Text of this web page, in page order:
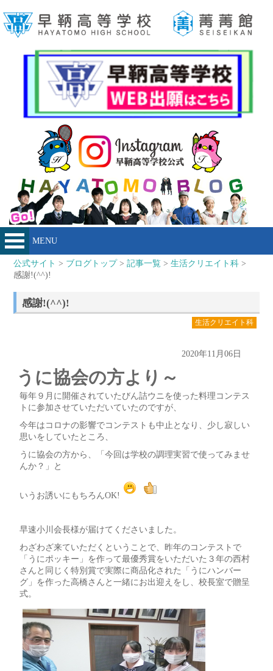
MENU
公式サイト > ブログトップ>記事一覧 >生活クリエイト科 >
感謝!(^^)!
感謝!(^^)!
生活クリエイト科
2020年11月06日
うに協会の方より～
毎年９月に開催されていたびん詰ウニを使った料理コンテス
トに参加させていただいていたのですが、
今年はコロナの影響でコンテストも中止となり、少し寂しい
思いをしていたところ、
うに協会の方から、「今回は学校の調理実習で使ってみませ
んか？」と
いうお誘いにもちろんOK!
早速小川会長様が届けてくださいました。
わざわざ来ていただくということで、昨年のコンテストで
「うにポッキー」を作って最優秀賞をいただいた３年の西村
さんと同じく特別賞で実際に商品化された「うにハンバー
グ」を作った高橋さんと一緒にお出迎えをし、校長室で贈呈
式。